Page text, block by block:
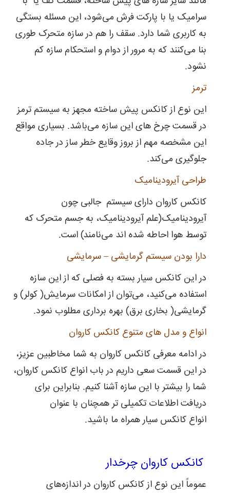
سرامیک یا با پارکت فرش می‌شود، این مسئله بستگی
به کاربری شما دارد. سقف را هم در سازه متحرک طوری
بنا می‌کنند که به مرور از دوام و استحکام سازه کم
نشود.
ترمز
این نوع از کانکس پیش ساخته مجهز به سیستم ترمز
در قسمت چرخ های این سازه می‌باشد. بسیاری مواقع
این مشخصه مهم از بروز وقایع خطر ساز در جاده
جلوگیری می‌کند.
طراحی آیرودینامیک
کانکس کاروان دارای سیستم جالبی چون
آیرودینامیک(علم آیرودینامیک، به جسم متحرک که
توسط هوا احاطه شده اند می‌نامند) است.
دارا بودن سیستم گرمایشی – سرمایشی
در این کانکس سیار بسته به فصلی که از این سازه
استفاده می‌کنید، می‌توان از امکانات سرمایش( کولر) و
گرمایشی( بخاری برق) بهره برداری مطلوب نمود.
انواع و مدل های متنوع کانکس کاروان
در ادامه معرفی کانکس کاروان به شما مخاطبین عزیز،
در این قسمت سعی داریم در باب انواع کانکس کاروان،
شما را بیشتر با این سازه آشنا کنیم. بنابراین برای
دریافت اطلاعات تکمیلی تر همچنان با عنوان
انواع کانکس سیار همراه ما باشید.
کانکس کاروان چرخدار
عموماً این نوع از کانکس کاروان در اندازه‌های